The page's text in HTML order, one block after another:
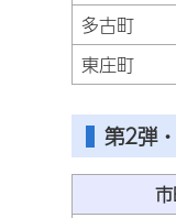
多古町
東庄町
第2弾